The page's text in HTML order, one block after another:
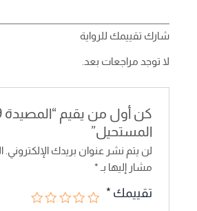
شارك تقييمك للرواية
لا توجد مراجعات بعد.
المستحيل”
لن يتم نشر عنوان بريدك الإلكتروني.
مشار إليها بـ *
تقييمك *